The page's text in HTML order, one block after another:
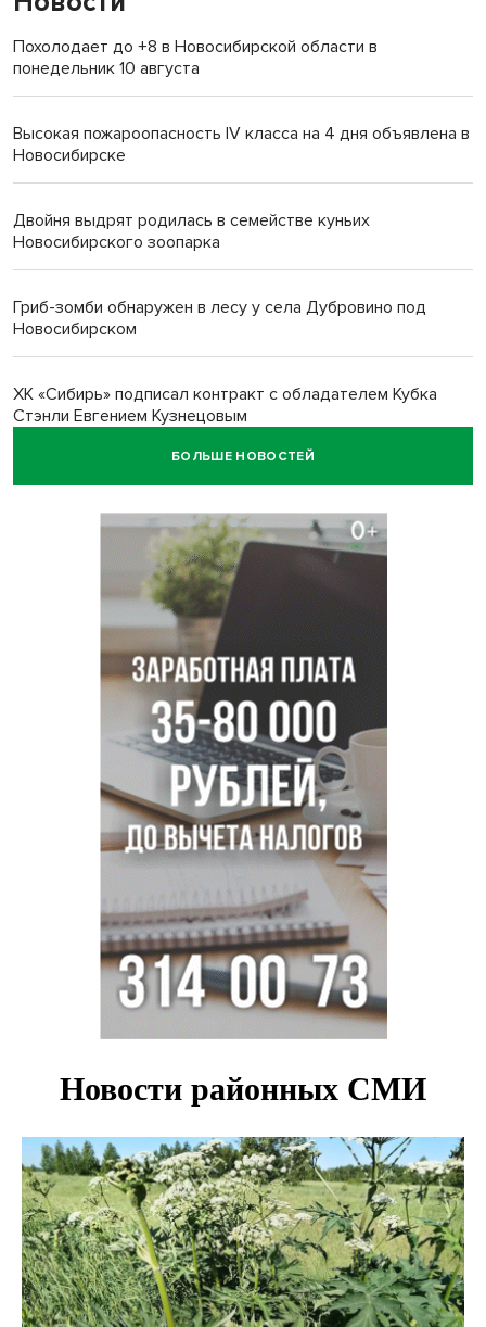
Похолодает до +8 в Новосибирской области в
понедельник 10 августа
Высокая пожароопасность IV класса на 4 дня объявлена в
Новосибирске
Двойня выдрят родилась в семействе куньих
Новосибирского зоопарка
Гриб-зомби обнаружен в лесу у села Дубровино под
Новосибирском
ХК «Сибирь» подписал контракт с обладателем Кубка
Стэнли Евгением Кузнецовым
БОЛЬШЕ НОВОСТЕЙ